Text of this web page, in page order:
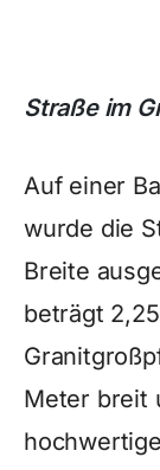
Straße im
Auf einer
wurde die
Breite
beträgt
Meter breit